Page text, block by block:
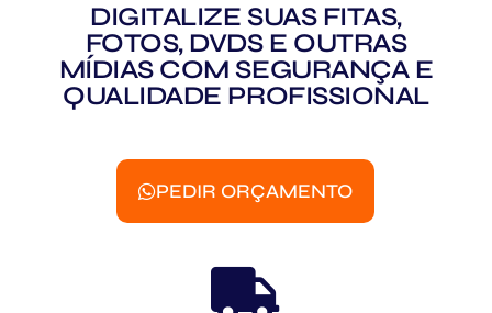
DIGITALIZE SUAS FITAS,
FOTOS, DVDS E OUTRAS
MÍDIAS COM SEGURANÇA E
QUALIDADE PROFISSIONAL
PEDIR ORÇAMENTO